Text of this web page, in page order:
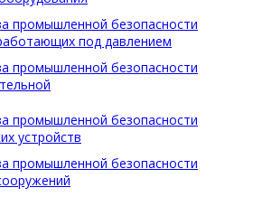
промышленной безопасности
под давлением
промышленной безопасности
промышленной безопасности
устройств
промышленной безопасности